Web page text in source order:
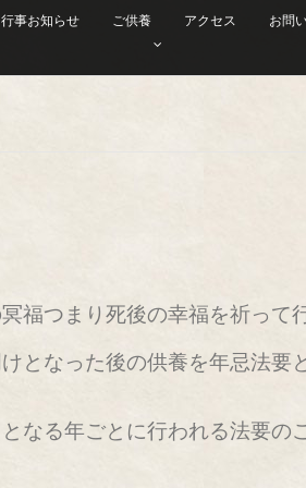
行事お知らせ ご供養 アクセス お問
福つまり死後の幸福を祈って
となった後の供養を年忌法要
なる年ごとに行われる法要の